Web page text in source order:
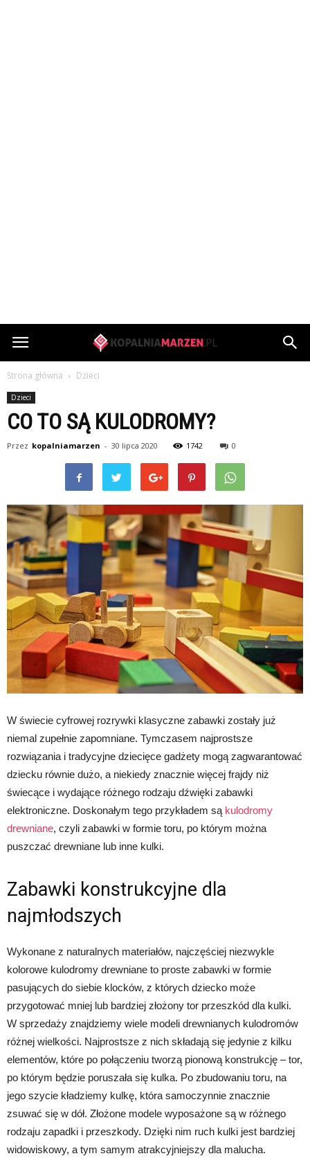
KopalniaMarzen.pl
Strona główna Dzieci
Dzieci
CO TO SĄ KULODROMY?
Przez kopalniamarzen - 30 lipca 2020 1742 0
W świecie cyfrowej rozrywki klasyczne zabawki zostały już
niemal zupełnie zapomniane. Tymczasem najprostsze
rozwiązania i tradycyjne dziecięce gadżety mogą zagwarantować
dziecku równie dużo, a niekiedy znacznie więcej frajdy niż
świecące i wydające różnego rodzaju dźwięki zabawki
elektroniczne. Doskonałym tego przykładem są kulodromy
drewniane, czyli zabawki w formie toru, po którym można
puszczać drewniane lub inne kulki.
Zabawki konstrukcyjne dla
najmłodszych
Wykonane z naturalnych materiałów, najczęściej niezwykle
kolorowe kulodromy drewniane to proste zabawki w formie
pasujących do siebie klocków, z których dziecko może
przygotować mniej lub bardziej złożony tor przeszkód dla kulki.
W sprzedaży znajdziemy wiele modeli drewnianych kulodromów
różnej wielkości. Najprostsze z nich składają się jedynie z kilku
elementów, które po połączeniu tworzą pionową konstrukcję – tor,
po którym będzie poruszała się kulka. Po zbudowaniu toru, na
jego szycie kładziemy kulkę, która samoczynnie znacznie
zsuwać się w dół. Złożone modele wyposażone są w różnego
rodzaju zapadki i przeszkody. Dzięki nim ruch kulki jest bardziej
widowiskowy, a tym samym atrakcyjniejszy dla malucha.